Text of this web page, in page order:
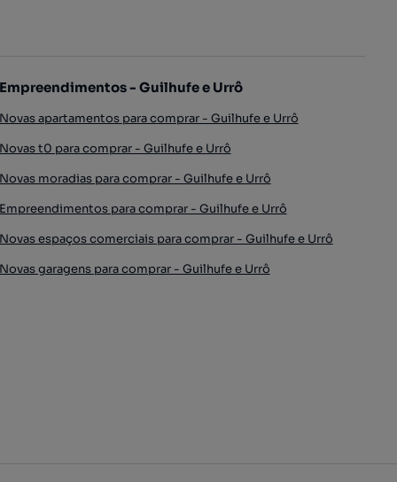
- Guilhufe e Urrô
apartamentos para comprar - Guilhufe e Urrô
t0 para comprar - Guilhufe e Urrô
moradias para comprar - Guilhufe e Urrô
para comprar - Guilhufe e Urrô
espaços comerciais para comprar - Guilhufe e Urrô
garagens para comprar - Guilhufe e Urrô